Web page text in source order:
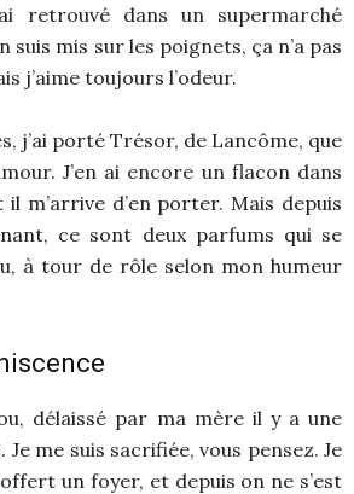
retrouvé dans un supermarché
suis mis sur les poignets, ça n’a pas
j’aime toujours l’odeur.
j’ai porté Trésor, de Lancôme, que
J’en ai encore un flacon dans
m’arrive d’en porter. Mais depuis
ce sont deux parfums qui se
à tour de rôle selon mon humeur
délaissé par ma mère il y a une
Je me suis sacrifiée, vous pensez. Je
un foyer, et depuis on ne s’est